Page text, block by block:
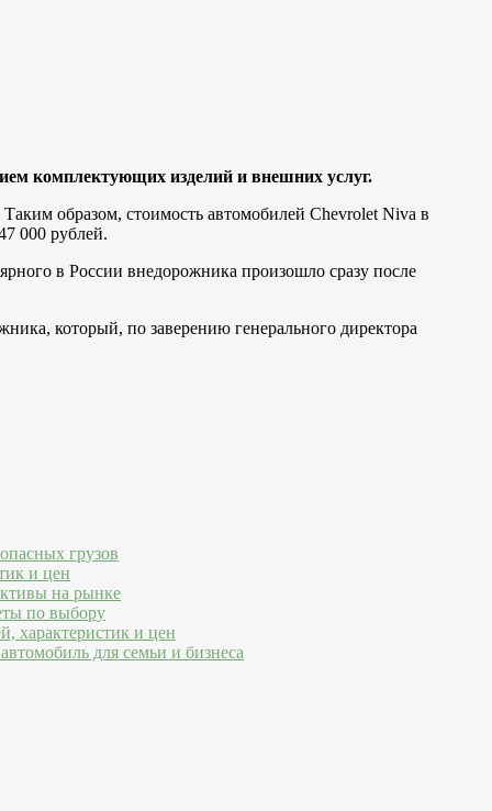
комплектующих изделий и внешних услуг.
образом, стоимость автомобилей Chevrolet Niva в
000 рублей.
в России внедорожника произошло сразу после
который, по заверению генерального директора
грузов
и цен
на рынке
по выбору
характеристик и цен
для семьи и бизнеса